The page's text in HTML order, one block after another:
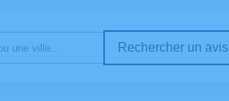
Rechercher un avis